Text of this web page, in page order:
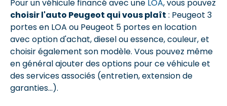
Pour un véhicule financé avec une LOA, vous pouvez
choisir l'auto Peugeot qui vous plaît : Peugeot 3
portes en LOA ou Peugeot 5 portes en location
avec option d'achat, diesel ou essence, couleur, et
choisir également son modèle. Vous pouvez même
en général ajouter des options pour ce véhicule et
des services associés (entretien, extension de
garanties...).